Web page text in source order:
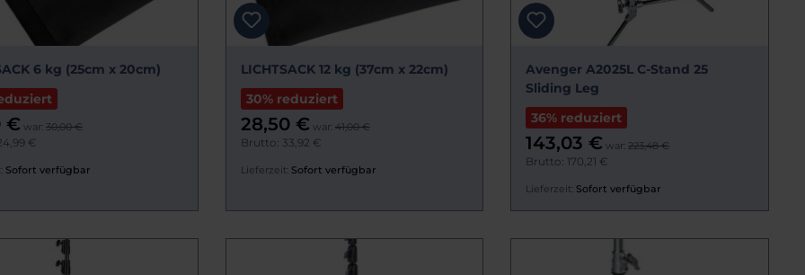
6 kg (25cm x 20cm)
€ war: 30,00 €
€
Sofort verfügbar
LICHTSACK 12 kg (37cm x 22cm)
30% reduziert
28,50 € war: 41,00 €
Brutto: 33,92 €
Lieferzeit: Sofort verfügbar
Avenger A2025L C-Stand 25
Sliding Leg
36% reduziert
143,03 € war: 223,48 €
Brutto: 170,21 €
Lieferzeit: Sofort verfügbar